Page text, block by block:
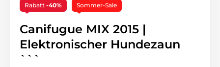
Rabatt -40% Sommer-Sale
Canifugue MIX 2015 |
Elektronischer Hundezaun
```